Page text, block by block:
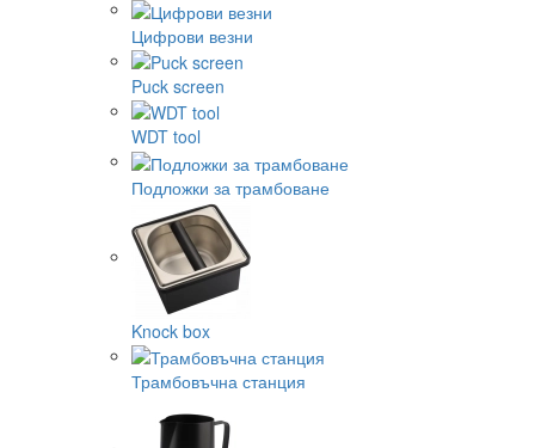
Цифрови везни
Puck screen
WDT tool
Подложки за трамбоване
Knock box
Трамбовъчна станция